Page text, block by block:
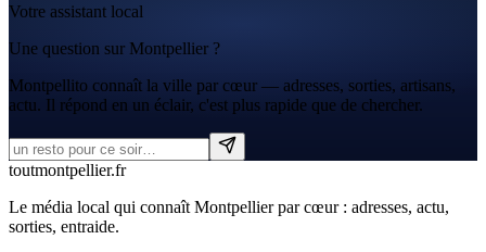
Votre assistant local
Une question sur Montpellier ?
Montpellito connaît la ville par cœur — adresses, sorties, artisans,
actu. Il répond en un éclair, c'est plus rapide que de chercher.
toutmontpellier.fr
Le média local qui connaît Montpellier par cœur : adresses, actu,
sorties, entraide.